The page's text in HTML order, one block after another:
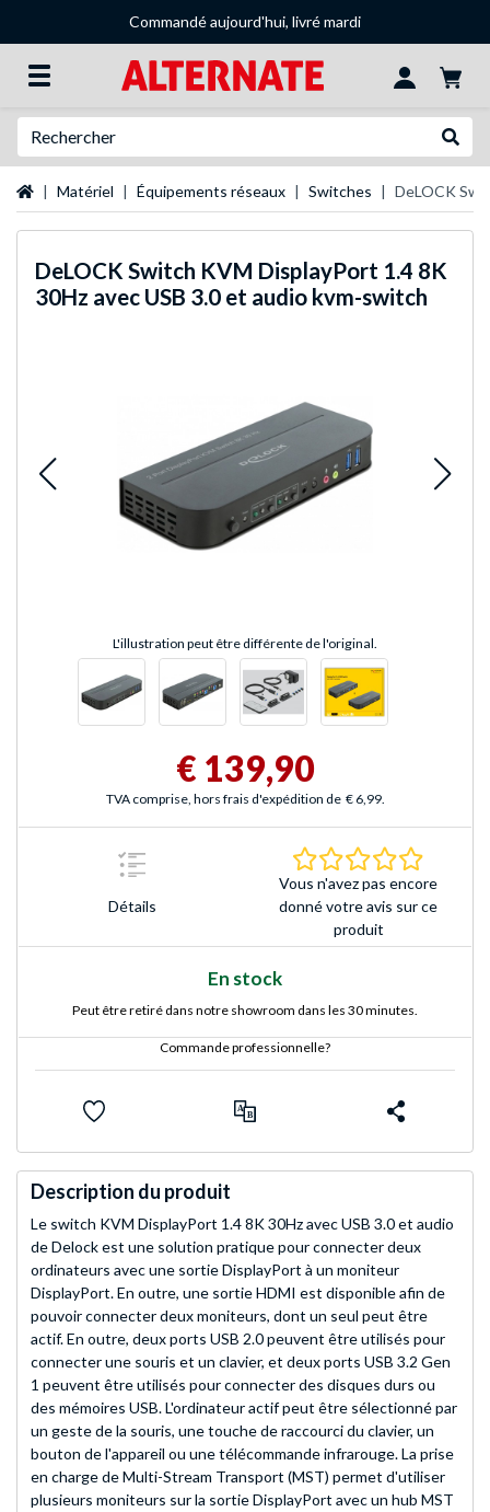
Commandé aujourd'hui, livré mardi
Page d'accueil
Matériel Équipements réseaux Switches DeLOCK
DeLOCK Switch KVM DisplayPort 1.4 8K
30Hz avec USB 3.0 et audio kvm-switch
L'illustration peut être différente de l'original.
€ 139,90
TVA comprise, hors frais d'expédition de € 6,99.
Détails
Vous n'avez pas encore
donné votre avis sur ce
produit
En stock
Peut être retiré dans notre showroom dans les 30 minutes.
Commande professionnelle?
Description du produit
Le switch KVM DisplayPort 1.4 8K 30Hz avec USB 3.0 et audio
de Delock est une solution pratique pour connecter deux
ordinateurs avec une sortie DisplayPort à un moniteur
DisplayPort. En outre, une sortie HDMI est disponible afin de
pouvoir connecter deux moniteurs, dont un seul peut être
actif. En outre, deux ports USB 2.0 peuvent être utilisés pour
connecter une souris et un clavier, et deux ports USB 3.2 Gen
1 peuvent être utilisés pour connecter des disques durs ou
des mémoires USB. L'ordinateur actif peut être sélectionné par
un geste de la souris, une touche de raccourci du clavier, un
bouton de l'appareil ou une télécommande infrarouge. La prise
en charge de Multi-Stream Transport (MST) permet d'utiliser
plusieurs moniteurs sur la sortie DisplayPort avec un hub MST